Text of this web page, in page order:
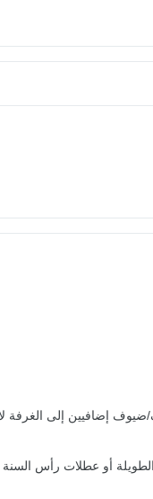
إضافيين إلى الغرفة لا
الطويلة أو عطلات رأس